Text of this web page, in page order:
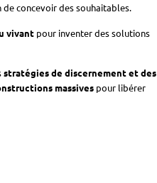
concevoir des souhaitables.
vivantpour inventer des solutions
stratégies de discernement et des
massivespour libérer